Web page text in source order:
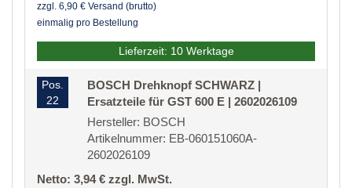
zzgl. 6,90 € Versand (brutto)
einmalig pro Bestellung
Lieferzeit: 10 Werktage
Pos.
22
BOSCH Drehknopf SCHWARZ |
Ersatzteile für GST 600 E | 2602026109
Hersteller: BOSCH
Artikelnummer: EB-060151060A-
2602026109
Netto: 3,94 € zzgl. MwSt.